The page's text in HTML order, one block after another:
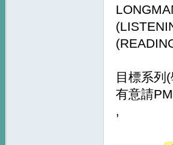
目標系列
有意請PM
,